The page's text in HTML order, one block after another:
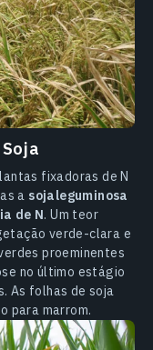
fixadoras de N
a sojaleguminosa
de N. Um teor
verde-clara e
proeminentes
no último estágio
As folhas de soja
para marrom.